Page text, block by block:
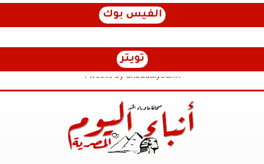
الفيس بوك
تويتر
Tweets by anbaaalyoum1